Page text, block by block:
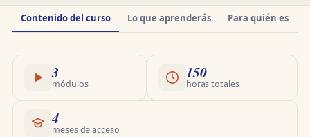
Información
del
Contenido del curso Lo que aprenderás Para quién es
3
módulos
150
horas totales
4
meses de acceso